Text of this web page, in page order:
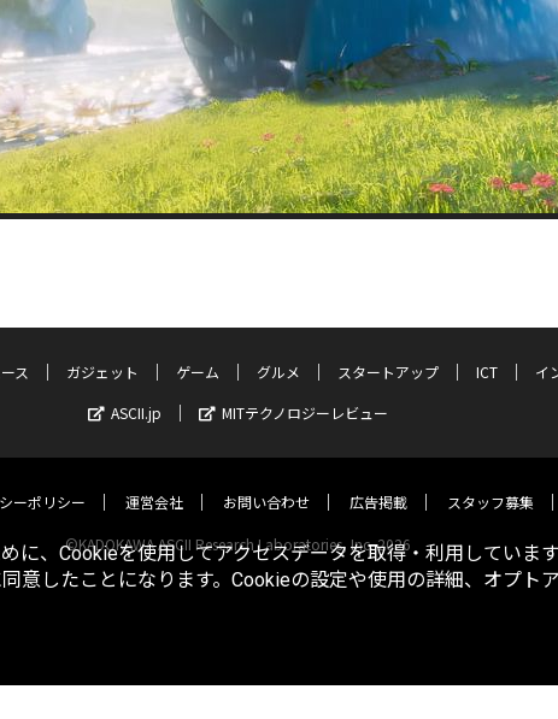
ス ガジェット ゲーム グルメ スタートアップ ICT
イ
ASCII.jp
MITテクノロジーレビュー
ーポリシー 運営会社 お問い合わせ 広告掲載 スタッフ募集
©KADOKAWA ASCII Research Laboratories, Inc. 2026
に、Cookieを使用してアクセスデータを取得・利用していま
意したことになります。Cookieの設定や使用の詳細、オプト